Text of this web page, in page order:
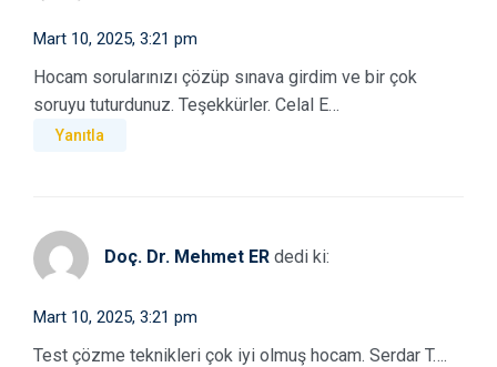
Mart 10, 2025, 3:21 pm
Hocam sorularınızı çözüp sınava girdim ve bir çok
soruyu tuturdunuz. Teşekkürler. Celal E…
Yanıtla
Doç. Dr. Mehmet ER dedi ki:
Mart 10, 2025, 3:21 pm
Test çözme teknikleri çok iyi olmuş hocam. Serdar T….